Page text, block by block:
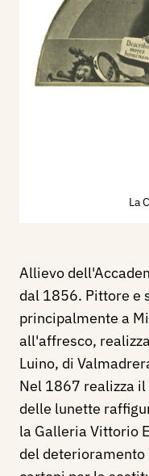
La
Allievo
dal 1856. Pittore e
principalmente a
all'affresco,
Luino, di
Nel 1867 realizza
delle lunette
la Galleria Vittorio
del